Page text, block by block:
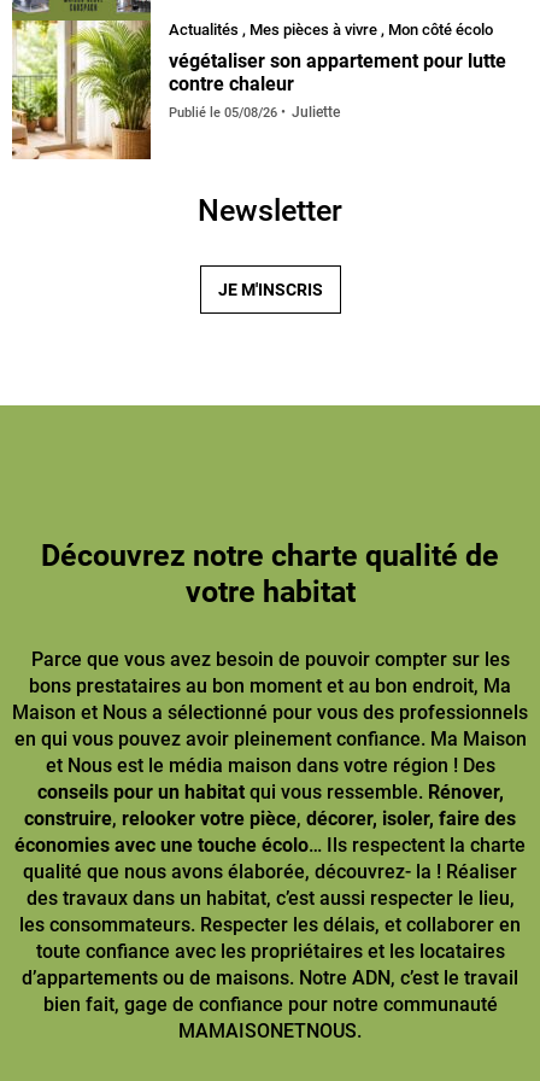
Actualités , Mes pièces à vivre , Mon côté écolo
végétaliser son appartement pour lutte
contre chaleur
Publié le 05/08/26 Juliette
Newsletter
JE M'INSCRIS
Découvrez notre charte qualité de
votre habitat
Parce que vous avez besoin de pouvoir compter sur les
bons prestataires au bon moment et au bon endroit, Ma
Maison et Nous a sélectionné pour vous des professionnels
en qui vous pouvez avoir pleinement confiance. Ma Maison
et Nous est le média maison dans votre région ! Des
conseils pour un habitatqui vous ressemble. Rénover,
construire, relooker votre pièce, décorer, isoler, faire des
économies avec une touche écolo… Ils respectent la charte
qualité que nous avons élaborée, découvrez- la ! Réaliser
des travaux dans un habitat, c’est aussi respecter le lieu,
les consommateurs. Respecter les délais, et collaborer en
toute confiance avec les propriétaires et les locataires
d’appartements ou de maisons. Notre ADN, c’est le travail
bien fait, gage de confiance pour notre communauté
MAMAISONETNOUS.